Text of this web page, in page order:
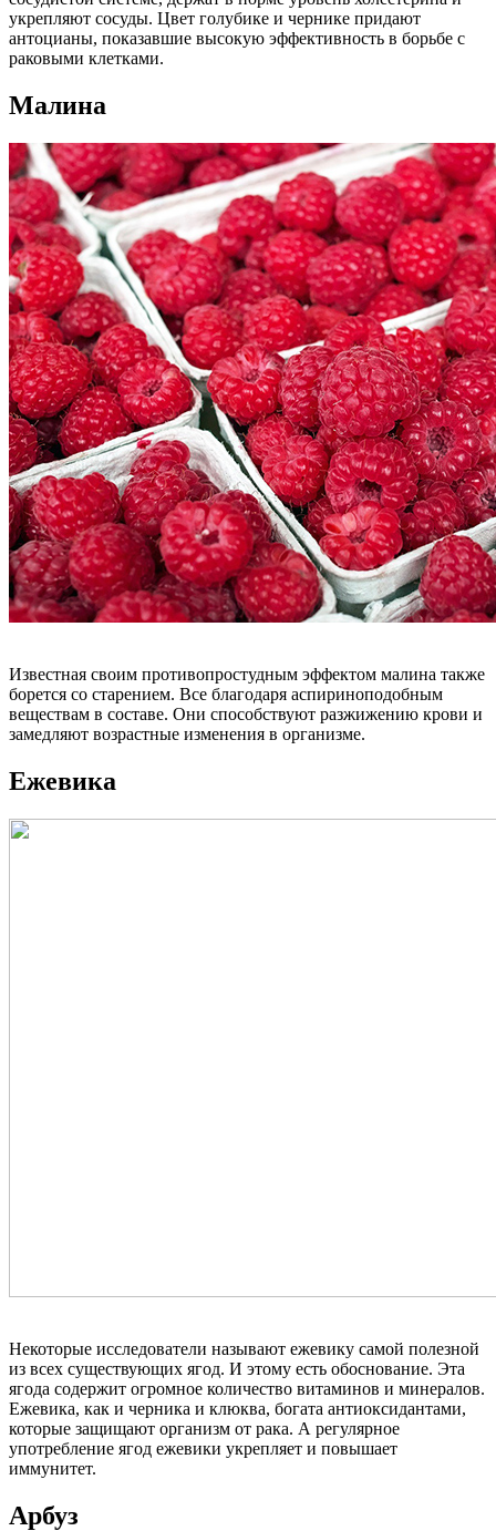
укрепляют сосуды. Цвет голубике и чернике придают
антоцианы, показавшие высокую эффективность в борьбе с
раковыми клетками.
Малина
Известная своим противопростудным эффектом малина также
борется со старением. Все благодаря аспириноподобным
веществам в составе. Они способствуют разжижению крови и
замедляют возрастные изменения в организме.
Ежевика
Некоторые исследователи называют ежевику самой полезной
из всех существующих ягод. И этому есть обоснование. Эта
ягода содержит огромное количество витаминов и минералов.
Ежевика, как и черника и клюква, богата антиоксидантами,
которые защищают организм от рака. А регулярное
употребление ягод ежевики укрепляет и повышает
иммунитет.
Арбуз